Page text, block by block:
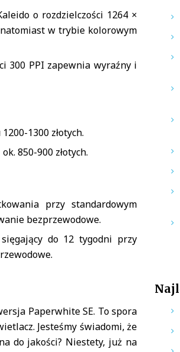
o rozdzielczości 1264 ×
w trybie kolorowym
300 PPI zapewnia wyraźny i
1300 złotych.
850-900 złotych.
przy standardowym
bezprzewodowe.
do 12 tygodni przy
Paperwhite SE. To spora
Jesteśmy świadomi, że
do jakości? Niestety, już na